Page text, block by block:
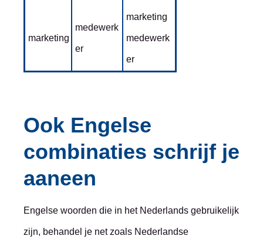
marketing
medewerk
er
marketing
medewerk
er
Ook Engelse
combinaties schrijf je
aaneen
Engelse woorden die in het Nederlands gebruikelijk
zijn, behandel je net zoals Nederlandse